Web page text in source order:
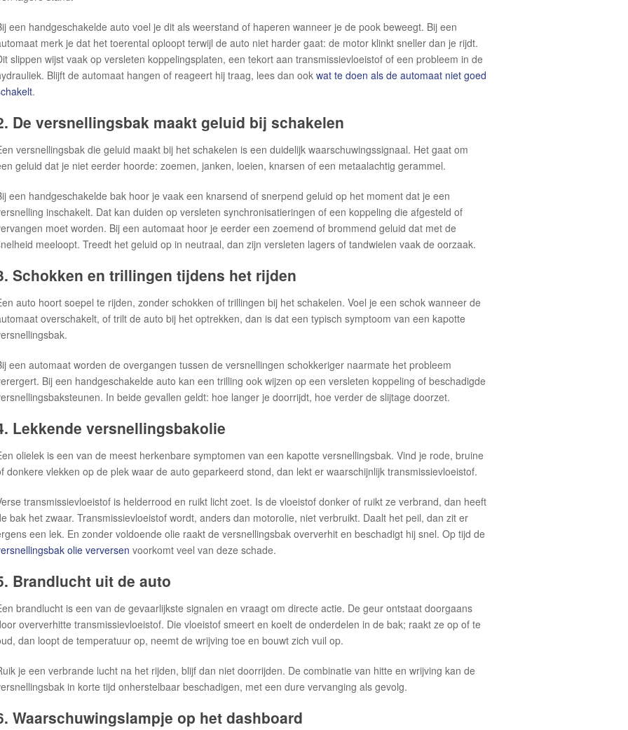
een handgeschakelde auto voel je dit als weerstand of haperen wanneer je de pook beweegt. Bij een
merk je dat het toerental oploopt terwijl de auto niet harder gaat: de motor klinkt sneller dan je rijdt.
slippen wijst vaak op versleten koppelingsplaten, een tekort aan transmissievloeistof of een probleem in de
Blijft de automaat hangen of reageert hij traag, lees dan ook wat te doen als de automaat niet goed
.
De versnellingsbak maakt geluid bij schakelen
versnellingsbak die geluid maakt bij het schakelen is een duidelijk waarschuwingssignaal. Het gaat om
geluid dat je niet eerder hoorde: zoemen, janken, loeien, knarsen of een metaalachtig gerammel.
een handgeschakelde bak hoor je vaak een knarsend of snerpend geluid op het moment dat je een
inschakelt. Dat kan duiden op versleten synchronisatieringen of een koppeling die afgesteld of
moet worden. Bij een automaat hoor je eerder een zoemend of brommend geluid dat met de
meeloopt. Treedt het geluid op in neutraal, dan zijn versleten lagers of tandwielen vaak de oorzaak.
Schokken en trillingen tijdens het rijden
auto hoort soepel te rijden, zonder schokken of trillingen bij het schakelen. Voel je een schok wanneer de
overschakelt, of trilt de auto bij het optrekken, dan is dat een typisch symptoom van een kapotte
een automaat worden de overgangen tussen de versnellingen schokkeriger naarmate het probleem
Bij een handgeschakelde auto kan een trilling ook wijzen op een versleten koppeling of beschadigde
In beide gevallen geldt: hoe langer je doorrijdt, hoe verder de slijtage doorzet.
Lekkende versnellingsbakolie
olielek is een van de meest herkenbare symptomen van een kapotte versnellingsbak. Vind je rode, bruine
donkere vlekken op de plek waar de auto geparkeerd stond, dan lekt er waarschijnlijk transmissievloeistof.
transmissievloeistof is helderrood en ruikt licht zoet. Is de vloeistof donker of ruikt ze verbrand, dan heeft
bak het zwaar. Transmissievloeistof wordt, anders dan motorolie, niet verbruikt. Daalt het peil, dan zit er
een lek. En zonder voldoende olie raakt de versnellingsbak oververhit en beschadigt hij snel. Op tijd de
olie verversen voorkomt veel van deze schade.
Brandlucht uit de auto
brandlucht is een van de gevaarlijkste signalen en vraagt om directe actie. De geur ontstaat doorgaans
oververhitte transmissievloeistof. Die vloeistof smeert en koelt de onderdelen in de bak; raakt ze op of te
dan loopt de temperatuur op, neemt de wrijving toe en bouwt zich vuil op.
je een verbrande lucht na het rijden, blijf dan niet doorrijden. De combinatie van hitte en wrijving kan de
in korte tijd onherstelbaar beschadigen, met een dure vervanging als gevolg.
Waarschuwingslampje op het dashboard